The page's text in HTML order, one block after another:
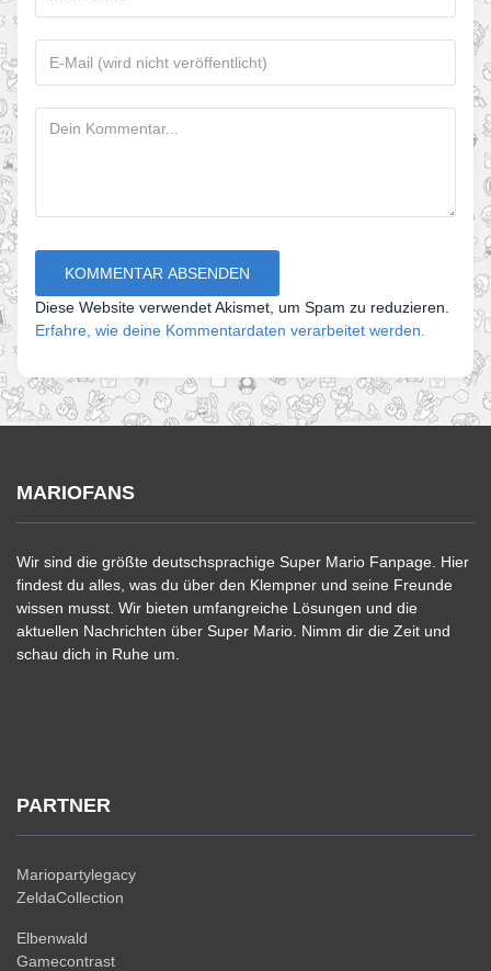
Diese Website verwendet Akismet, um Spam zu reduzieren.
Erfahre, wie deine Kommentardaten verarbeitet werden.
MARIOFANS
Wir sind die größte deutschsprachige Super Mario Fanpage. Hier
findest du alles, was du über den Klempner und seine Freunde
wissen musst. Wir bieten umfangreiche Lösungen und die
aktuellen Nachrichten über Super Mario. Nimm dir die Zeit und
schau dich in Ruhe um.
PARTNER
Mariopartylegacy
ZeldaCollection
Elbenwald
Gamecontrast